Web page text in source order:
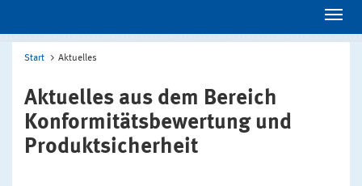
Start Aktuelles
Aktuelles aus dem Bereich
Konformitätsbewertung und
Produktsicherheit